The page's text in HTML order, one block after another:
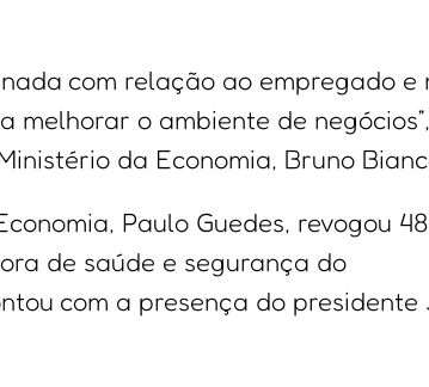
com relação ao empregado e
o ambiente de negócios”,
da Economia, Bruno
Paulo Guedes, revogou 48
de saúde e segurança do
com a presença do presidente